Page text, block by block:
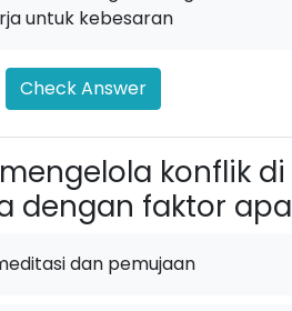
untuk kebesaran
Check Answer
konflik di
dengan faktor
dan pemujaan